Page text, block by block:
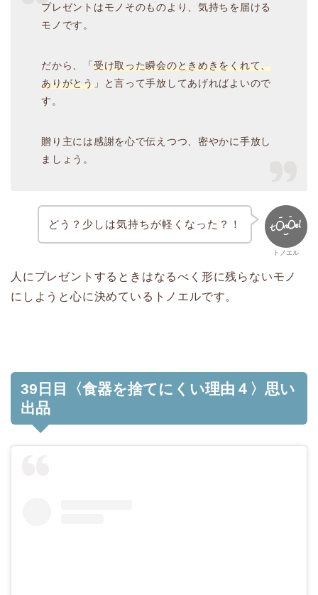
プレゼントはモノそのものより、気持ちを届ける
モノです。
だから、「受け取った瞬会のときめきをくれて、
ありがとう」と言って手放してあげればよいので
す。
贈り主には感謝を心で伝えつつ、密やかに手放し
ましょう。
トノエル
どう？少しは気持ちが軽くなった？！
人にプレゼントするときはなるべく形に残らないモノ
にしようと心に決めているトノエルです。
39日目〈食器を捨てにくい理由４〉思い
出品